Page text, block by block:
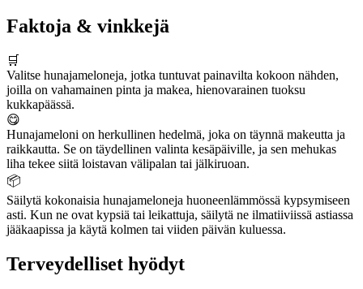
Faktoja & vinkkejä
🛒
Valitse hunajameloneja, jotka tuntuvat painavilta kokoon nähden,
joilla on vahamainen pinta ja makea, hienovarainen tuoksu
kukkapäässä.
😋
Hunajameloni on herkullinen hedelmä, joka on täynnä makeutta ja
raikkautta. Se on täydellinen valinta kesäpäiville, ja sen mehukas
liha tekee siitä loistavan välipalan tai jälkiruoan.
📦
Säilytä kokonaisia hunajameloneja huoneenlämmössä kypsymiseen
asti. Kun ne ovat kypsiä tai leikattuja, säilytä ne ilmatiiviissä astiassa
jääkaapissa ja käytä kolmen tai viiden päivän kuluessa.
Terveydelliset hyödyt